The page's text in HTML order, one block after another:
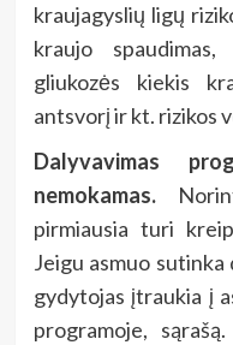
kraujagyslių ligų
kraujo
gliukozės kiekis
antsvorį ir kt. rizikos
Dalyvavimas
nemokamas.
pirmiausia turi
Jeigu asmuo
gydytojas įtraukia į
programoje,